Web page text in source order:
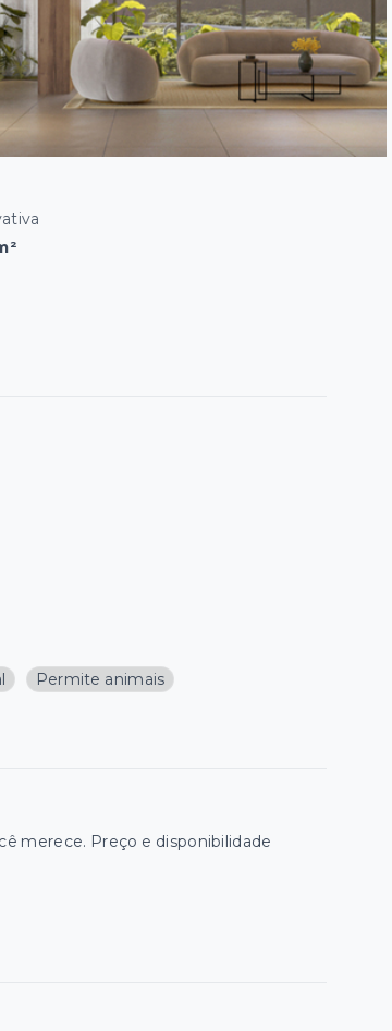
Permite animais
merece. Preço e disponibilidade